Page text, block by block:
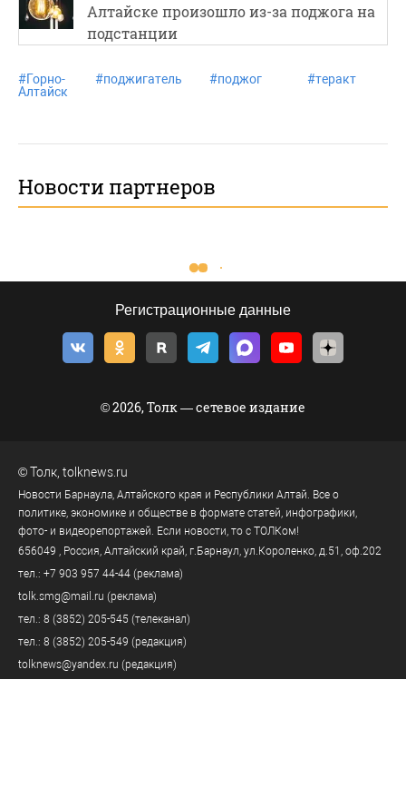
Алтайске произошло из-за поджога на
подстанции
#Горно-
Алтайск
#поджигатель #поджог #теракт
Новости партнеров
Регистрационные данные
© 2026, Толк — сетевое издание
©Толк tolknews.ru
Новости Барнаула, Алтайского края и Республики Алтай. Все о
политике, экономике и обществе в формате статей, инфографики,
фото- и видеорепортажей. Если новости, то с ТОЛКом!
656049
, Россия, Алтайский край, г. Барнаул ул.Короленко, д.51, оф.202
тел.: +7 903 957 44-44 (реклама)
tolk.smg@mail.ru (реклама)
тел.: 8 (3852) 205-545 (телеканал)
тел.: 8 (3852) 205-549 (редакция)
tolknews@yandex.ru (редакция)